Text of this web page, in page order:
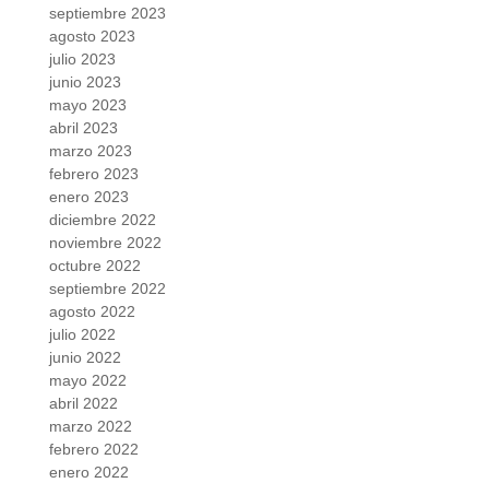
septiembre 2023
agosto 2023
julio 2023
junio 2023
mayo 2023
abril 2023
marzo 2023
febrero 2023
enero 2023
diciembre 2022
noviembre 2022
octubre 2022
septiembre 2022
agosto 2022
julio 2022
junio 2022
mayo 2022
abril 2022
marzo 2022
febrero 2022
enero 2022